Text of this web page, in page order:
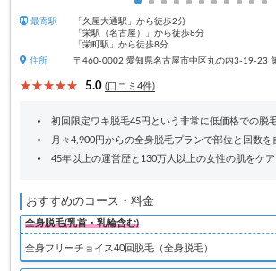
最寄駅
「久屋大通駅」から徒歩2分
「栄駅（名古屋）」から徒歩8分
「栄町駅」から徒歩8分
住所
〒460-0002 愛知県名古屋市中区丸の内3-19-23
5.0 (口コミ4件)
初回限定ワキ脱毛45円という非常に低価格での脱
月々4,900円からの全身脱毛プランで部位と回数を
45年以上の運営歴と130万人以上の女性の肌をケ
おすすめのコース・料金
全身脱毛(乳首・乳輪含む)
全身フリーチョイス40回脱毛（全身脱毛）